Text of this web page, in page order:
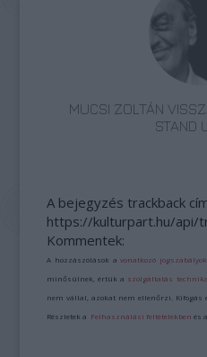
MUCSI ZOLTÁN
STAND
A bejegyzés trackback
https://kulturpart.hu/api/
Kommentek:
A hozzászólások avonatkozó jogszabályok
minősülnek, értük a szolgáltatás
nem vállal, azokat nem ellenőrzi. Kifogás
Részletek a Felhasználási feltételekben és